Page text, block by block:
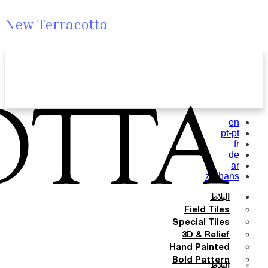
New Terracotta
البلاط
en
pt-pt
fr
de
ar
zh-hans
البلاط
Field Tiles
Special Tiles
3D & Relief
Hand Painted
Bold Pattern